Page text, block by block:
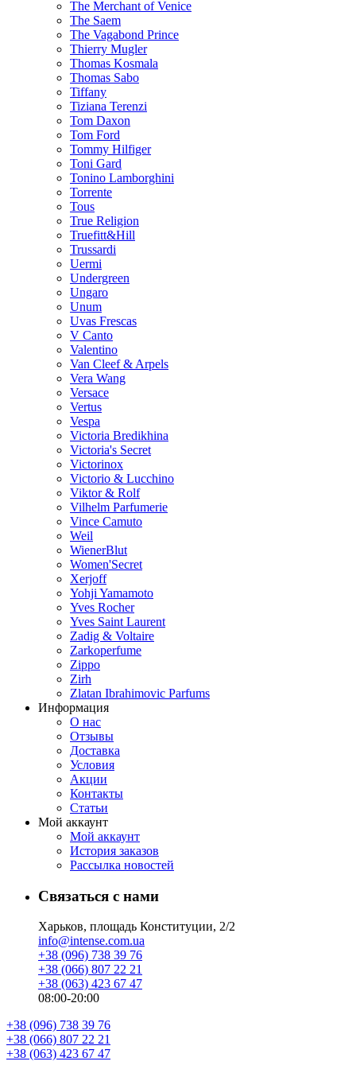
The Merchant of Venice
The Saem
The Vagabond Prince
Thierry Mugler
Thomas Kosmala
Thomas Sabo
Tiffany
Tiziana Terenzi
Tom Daxon
Tom Ford
Tommy Hilfiger
Toni Gard
Tonino Lamborghini
Torrente
Tous
True Religion
Truefitt&Hill
Trussardi
Uermi
Undergreen
Ungaro
Unum
Uvas Frescas
V Canto
Valentino
Van Cleef & Arpels
Vera Wang
Versace
Vertus
Vespa
Victoria Bredikhina
Victoria's Secret
Victorinox
Victorio & Lucchino
Viktor & Rolf
Vilhelm Parfumerie
Vince Camuto
Weil
WienerBlut
Women'Secret
Xerjoff
Yohji Yamamoto
Yves Rocher
Yves Saint Laurent
Zadig & Voltaire
Zarkoperfume
Zippo
Zirh
Zlatan Ibrahimovic Parfums
Информация
О нас
Отзывы
Доставка
Условия
Aкции
Контакты
Статьи
Мой аккаунт
Мой аккаунт
История заказов
Рассылка новостей
Связаться с нами
Харьков, площадь Конституции, 2/2
info@intense.com.ua
+38 (096) 738 39 76
+38 (066) 807 22 21
+38 (063) 423 67 47
08:00-20:00
+38 (096) 738 39 76
+38 (066) 807 22 21
+38 (063) 423 67 47